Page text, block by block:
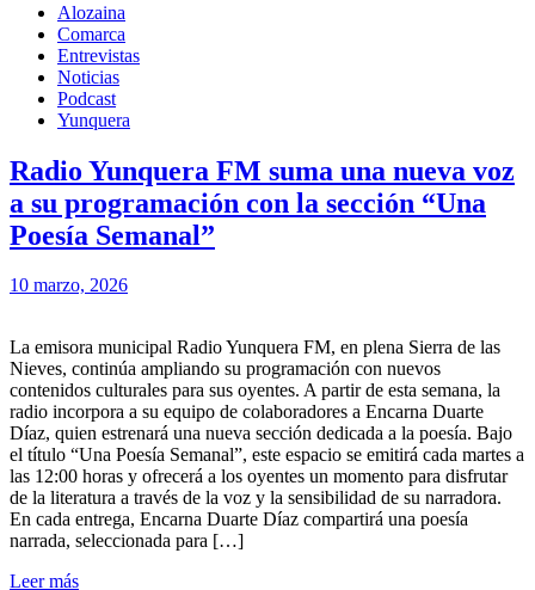
Alozaina
Comarca
Entrevistas
Noticias
Podcast
Yunquera
Radio Yunquera FM suma una nueva voz
a su programación con la sección “Una
Poesía Semanal”
10 marzo, 2026
La emisora municipal Radio Yunquera FM, en plena Sierra de las
Nieves, continúa ampliando su programación con nuevos
contenidos culturales para sus oyentes. A partir de esta semana, la
radio incorpora a su equipo de colaboradores a Encarna Duarte
Díaz, quien estrenará una nueva sección dedicada a la poesía. Bajo
el título “Una Poesía Semanal”, este espacio se emitirá cada martes a
las 12:00 horas y ofrecerá a los oyentes un momento para disfrutar
de la literatura a través de la voz y la sensibilidad de su narradora.
En cada entrega, Encarna Duarte Díaz compartirá una poesía
narrada, seleccionada para […]
Leer más